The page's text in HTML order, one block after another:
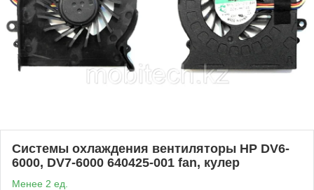
Системы охлаждения вентиляторы HP DV6-
6000, DV7-6000 640425-001 fan, кулер
Менее 2 ед.